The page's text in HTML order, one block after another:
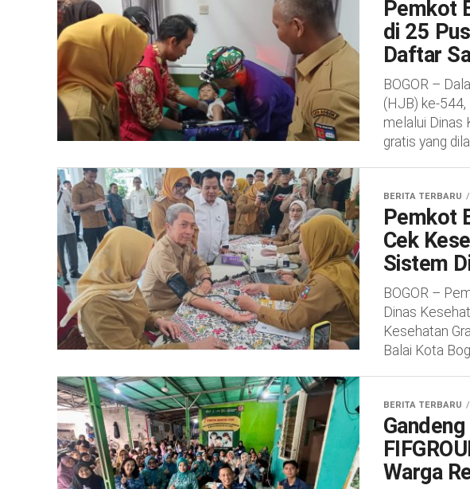
Pemkot
di 25
Daftar
BOGOR –
(HJB) ke-
melalui Dinas
gratis yang
BERITA TERBARU
Pemkot
Cek
Sistem
BOGOR –
Dinas
Kesehatan
Balai Kota
BERITA TERBARU
Warga